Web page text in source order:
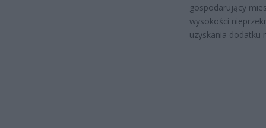
gospodarujący
wysokości
uzyskania dodatku